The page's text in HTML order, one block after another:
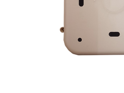
中央監控
Fibaro 智能居家
網路周邊